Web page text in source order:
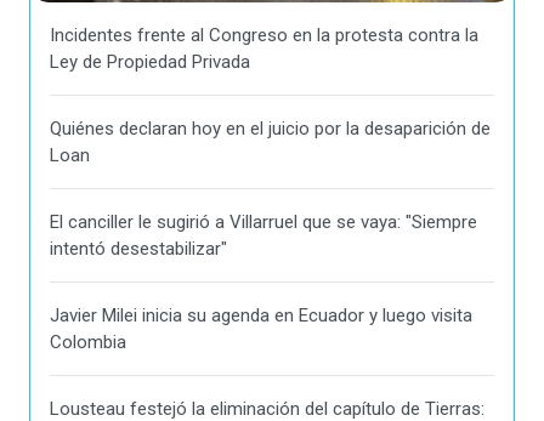
Incidentes frente al Congreso en la protesta contra la
Ley de Propiedad Privada
Quiénes declaran hoy en el juicio por la desaparición de
Loan
El canciller le sugirió a Villarruel que se vaya: "Siempre
intentó desestabilizar"
Javier Milei inicia su agenda en Ecuador y luego visita
Colombia
Lousteau festejó la eliminación del capítulo de Tierras: